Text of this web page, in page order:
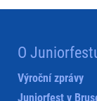
O
Výroční zprávy
Juniorfest v